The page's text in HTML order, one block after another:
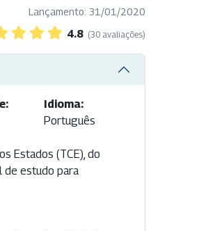
Lançamento: 31/01/2020
4.8 (30 avaliações)
Idioma:
Português
Estados (TCE), do
de estudo para